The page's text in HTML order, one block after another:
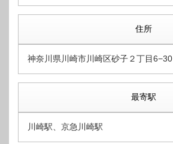
住所
神奈川県川崎市川崎区砂子２丁目6−30
最寄駅
川崎駅、京急川崎駅